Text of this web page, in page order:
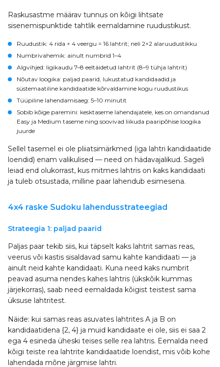
Raskusastme määrav tunnus on kõigi lihtsate
sisenemispunktide tahtlik eemaldamine ruudustikust.
Ruudustik: 4 rida × 4 veergu = 16 lahtrit; neli 2×2 alaruudustikku
Numbrivahemik: ainult numbrid 1–4
Algvihjed: ligikaudu 7–8 eeltäidetud lahtrit (8–9 tühja lahtrit)
Nõutav loogika: paljad paarid, lukustatud kandidaadid ja
süstemaatiline kandidaatide kõrvaldamine kogu ruudustikus
Tüüpiline lahendamisaeg: 5–10 minutit
Sobib kõige paremini: kesktaseme lahendajatele, kes on omandanud
Easy ja Medium taseme ning soovivad liikuda paaripõhise loogika
juurde
Sellel tasemel ei ole pliiatsimärkmed (iga lahtri kandidaatide
loendid) enam valikulised — need on hädavajalikud. Sageli
leiad end olukorrast, kus mitmes lahtris on kaks kandidaati
ja tuleb otsustada, milline paar lahendub esimesena.
4x4 raske Sudoku lahendusstrateegiad
Strateegia 1: paljad paarid
Paljas paar tekib siis, kui täpselt kaks lahtrit samas reas,
veerus või kastis sisaldavad samu kahte kandidaati — ja
ainult neid kahte kandidaati. Kuna need kaks numbrit
peavad asuma nendes kahes lahtris (ükskõik kummas
järjekorras), saab need eemaldada kõigist teistest sama
üksuse lahtritest.
Näide: kui samas reas asuvates lahtrites A ja B on
kandidaatidena {2, 4} ja muid kandidaate ei ole, siis ei saa 2
ega 4 esineda üheski teises selle rea lahtris. Eemalda need
kõigi teiste rea lahtrite kandidaatide loendist, mis võib kohe
lahendada mõne järgmise lahtri.